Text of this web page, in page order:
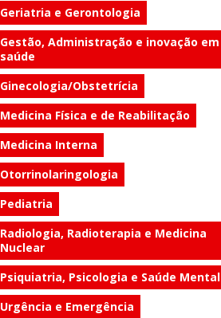
Geriatria e Gerontologia
Gestão, Administração e inovação em
saúde
Ginecologia/Obstetrícia
Medicina Física e de Reabilitação
Medicina Interna
Otorrinolaringologia
Pediatria
Radiologia, Radioterapia e Medicina
Nuclear
Psiquiatria, Psicologia e Saúde Mental
Urgência e Emergência